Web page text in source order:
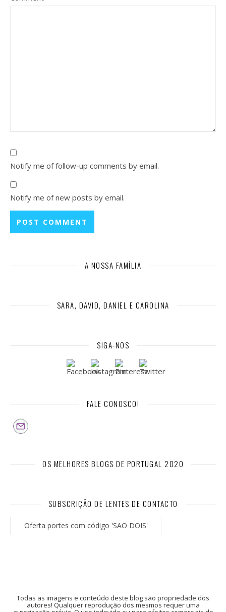
Notify me of follow-up comments by email.
Notify me of new posts by email.
A NOSSA FAMÍLIA
SARA, DAVID, DANIEL E CAROLINA
SIGA-NOS
FALE CONOSCO!
OS MELHORES BLOGS DE PORTUGAL 2020
SUBSCRIÇÃO DE LENTES DE CONTACTO
Oferta portes com código 'SAO DOIS'
Todas as imagens e conteúdo deste blog são propriedade dos
autores! Qualquer reprodução dos mesmos requer uma